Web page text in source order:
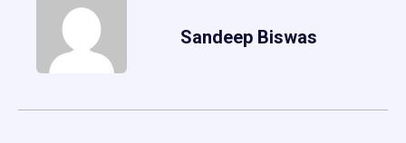
Sandeep Biswas